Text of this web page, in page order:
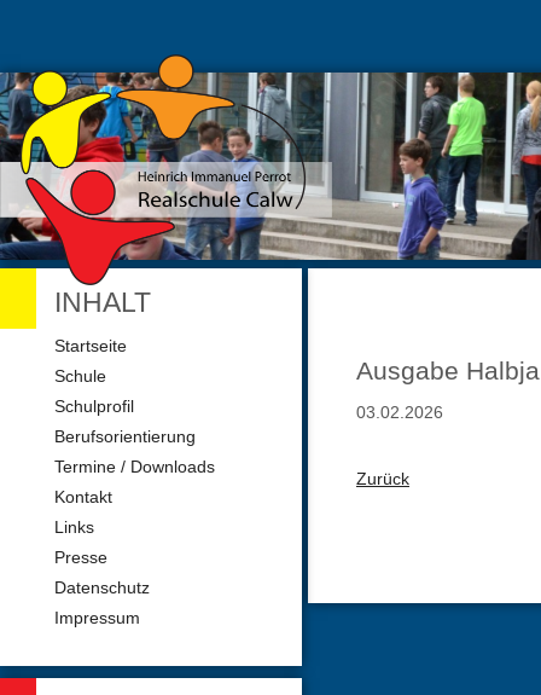
Ausgabe
03.02.2026
Zurück
INHALT
Navigation
Startseite
Schule
Schulprofil
Berufsorientierung
Termine / Downloads
Kontakt
Links
Presse
Datenschutz
Impressum